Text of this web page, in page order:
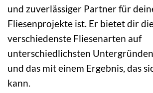
und zuverlässiger Partner für
Fliesenprojekte ist. Er bietet dir
verschiedenste Fliesenarten auf
unterschiedlichsten
und das mit einem Ergebnis, das
kann.